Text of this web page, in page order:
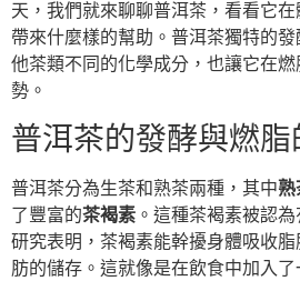
天，我們就來聊聊普洱茶，看看它
帶來什麼樣的幫助。普洱茶獨特的
他茶類不同的化學成分，也讓它在
勢。
普洱茶的發酵與燃脂
普洱茶分為生茶和熟茶兩種，其中熟
了豐富的茶褐素 。這種茶褐素被認
研究表明，茶褐素能幹擾身體吸收
肪的儲存。這就像是在飲食中加入